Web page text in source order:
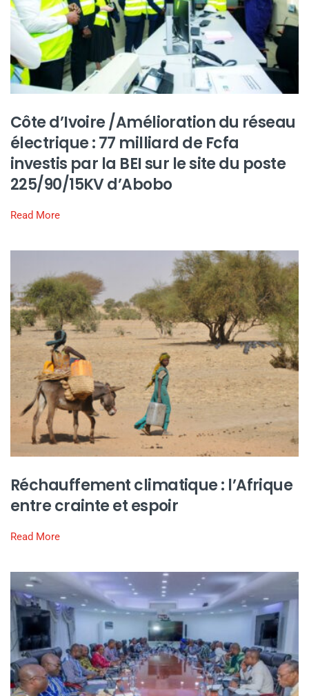
Côte d’Ivoire /Amélioration du réseau
électrique : 77 milliard de Fcfa
investis par la BEI sur le site du poste
225/90/15KV d’Abobo
Read More
Réchauffement climatique : l’Afrique
entre crainte et espoir
Read More